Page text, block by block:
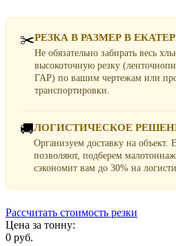
✂️РЕЗКА В РАЗМЕР В
Не обязательно забирать весь
высокоточную резку
ГАР) по вашим чертежам или
транспортировки.
🚚ЛОГИСТИЧЕСКОЕ
Организуем доставку на объект.
позволяют, подберем
сэкономит вам до 30% на
Рассчитать стоимость резки
Цена за тонну:
0 руб.